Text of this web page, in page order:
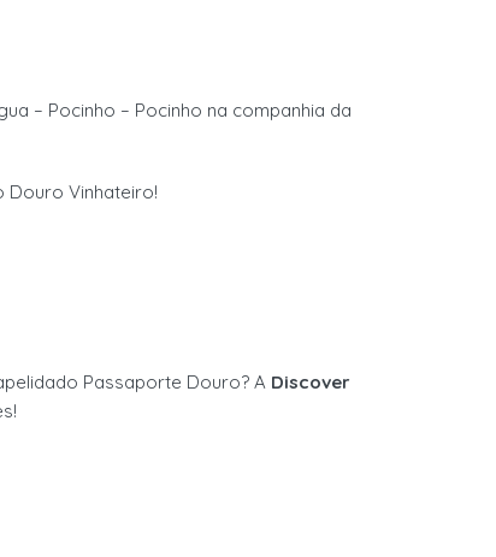
– Pocinho – Pocinho na companhia da
Douro Vinhateiro!
Passaporte Douro? A Discover